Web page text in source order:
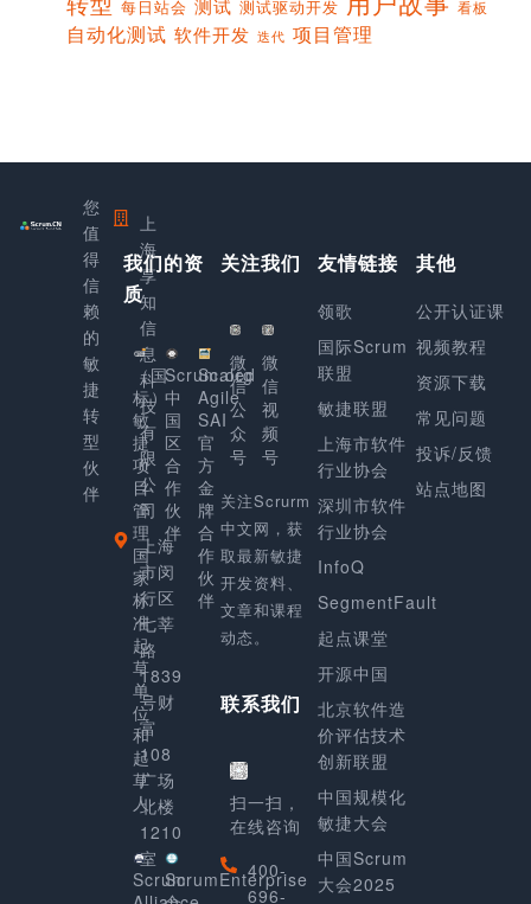
每日站会 测试 测试驱动开发 看板
自动化测试 软件开发 迭代 项目管理
您
值
得
信
赖
的
敏
捷
转
型
伙
伴
上
海
享
知
信
息
科
技
有
限
公
司
上海
市闵
行区
七莘
路
1839
号财
富
108
广场
北楼
1210
室
我们的资
质
（国
标）
敏
捷
项
目
管
理
国
家
标
准
起
草
单
位
和
起
草
人
Scrum.org
中
国
区
合
作
伙
伴
Scaled
Agile
SAI
官
方
金
牌
合
作
伙
伴
ScrumScrumEnterprise
关注我们
微
信
公
众
号
微
信
视
频
号
关注Scrurm
中文网，获
取最新敏捷
开发资料、
文章和课程
动态。
联系我们
扫一扫，
在线咨询
400-
696-
友情链接
领歌
国际Scrum
联盟
敏捷联盟
上海市软件
行业协会
深圳市软件
行业协会
InfoQ
SegmentFault
起点课堂
开源中国
北京软件造
价评估技术
创新联盟
中国规模化
敏捷大会
中国Scrum
大会2025
其他
公开认证课
视频教程
资源下载
常见问题
投诉/反馈
站点地图